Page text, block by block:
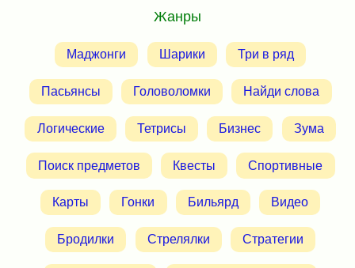
Жанры
Маджонги Шарики Три в ряд
Пасьянсы Головоломки Найди слова
Логические Тетрисы Бизнес Зума
Поиск предметов Квесты Спортивные
Карты Гонки Бильярд Видео
Бродилки Стрелялки Стратегии